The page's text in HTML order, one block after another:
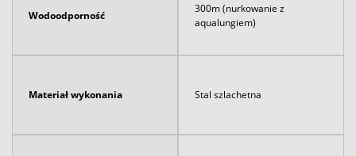
Wodoodporność
300m (nurkowanie z
aqualungiem)
Materiał wykonania Stal szlachetna